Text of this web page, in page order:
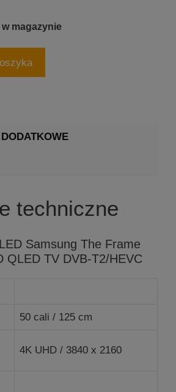
w magazynie
techniczne
Samsung The Frame
QLED TV DVB-T2/HEVC
50 cali / 125 cm
4K UHD / 3840 x 2160